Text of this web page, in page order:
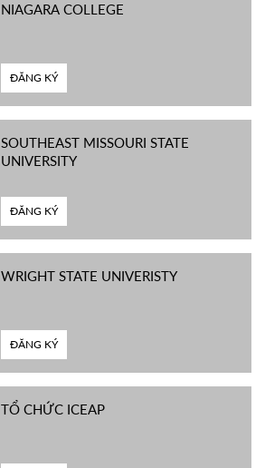
NIAGARA COLLEGE
ĐĂNG KÝ
SOUTHEAST MISSOURI STATE
UNIVERSITY
ĐĂNG KÝ
WRIGHT STATE UNIVERISTY
ĐĂNG KÝ
TỔ CHỨC ICEAP